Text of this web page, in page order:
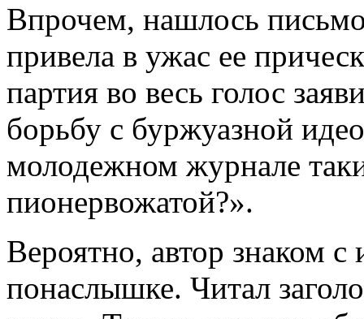
Впрочем, нашлось
привела в ужас ее
партия во весь голос
борьбу с буржуазной
молодежном журнале
пионервожатой?».
Вероятно, автор знаком
понаслышке. Читал